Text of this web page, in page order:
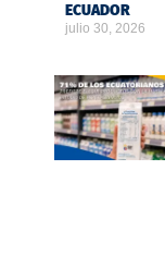
ECUADOR
julio 30, 2026